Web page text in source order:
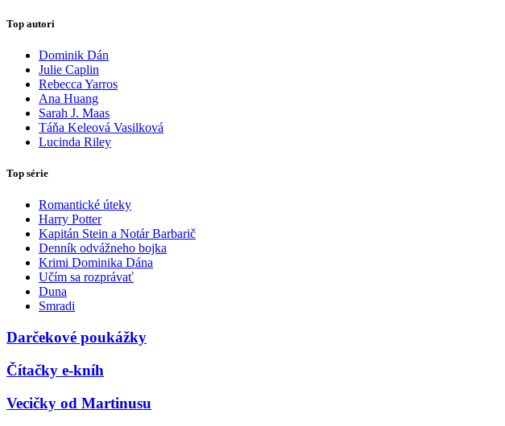
Top autori
Dominik Dán
Julie Caplin
Rebecca Yarros
Ana Huang
Sarah J. Maas
Táňa Keleová Vasilková
Lucinda Riley
Top série
Romantické úteky
Harry Potter
Kapitán Stein a Notár Barbarič
Denník odvážneho bojka
Krimi Dominika Dána
Učím sa rozprávať
Duna
Smradi
Darčekové poukážky
Čítačky e-kníh
Vecičky od Martinusu